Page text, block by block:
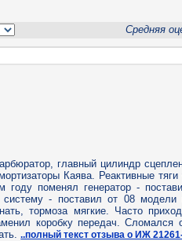
Средняя
главный цилиндр
Каява. Реактивные
поменял генератор -
- поставил от 08 модели
тормоза мягкие. Часто
коробку передач. Сломался
..полный текст отзыва о ИЖ